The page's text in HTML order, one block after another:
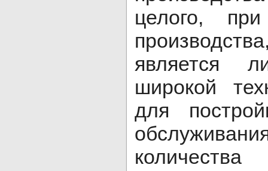
целого,
является
широкой
для